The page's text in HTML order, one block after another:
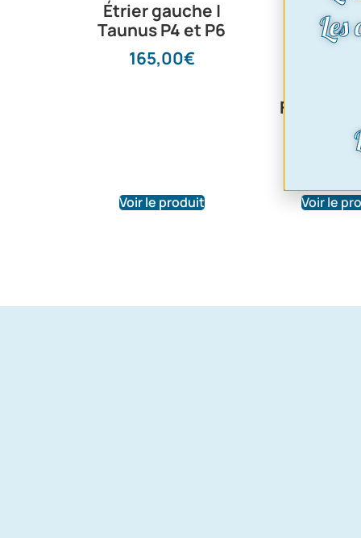
Étrier gauche |
Taunus P4 et P6
165,00€
Voir le produit
feux
sur le
Taunus
FK1000 ,
, G13A |
Voir le